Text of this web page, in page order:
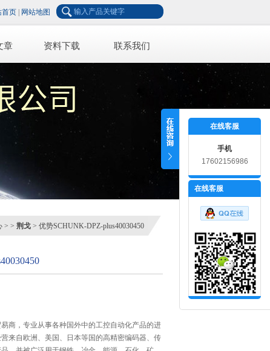
首页 网站地图
章 资料下载 联系我们
> > 荆戈 > 优势SCHUNK-DPZ-plus40030450
商，专业从事各种国外中的工控自动化产品的进
来自欧洲、美国、日本等国的高精密编码器、传
在线客服
手机
17602156986
在线客服